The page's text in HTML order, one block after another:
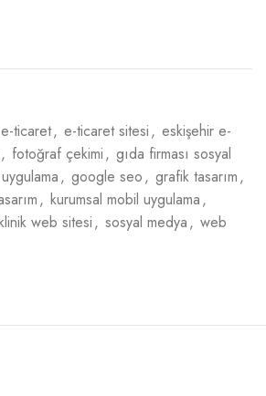
e-ticaret, e-ticaret sitesi, eskişehir e-
, fotoğraf çekimi, gıda firması sosyal
, google seo, grafik tasarım,
, kurumsal mobil uygulama,
web sitesi, sosyal medya, web